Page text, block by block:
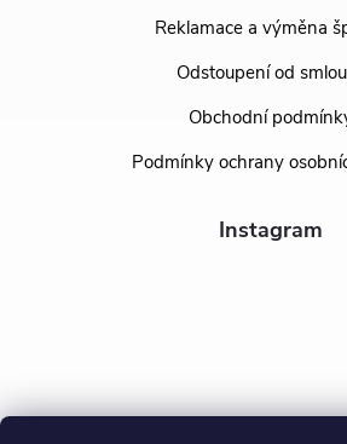
Reklamace a výměna
Odstoupení od
Obchodní
Podmínky ochrany
Instagram